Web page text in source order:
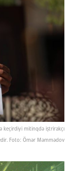
keçirdiyi mitinqdə iştrirakçı
Foto: Ömər Məmmədov